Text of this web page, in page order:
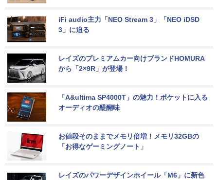
iFi audio主力「NEO Stream 3」「NEO iDSD
3」に迫る
レイズのプレミアムカー向けブランドHOMURA
から「2×9R」が登場！
「A&ultima SP4000T」の魅力！ポケットに入る
オーディオの醍醐味
お値段そのままでメモリ倍増！メモリ32GBの
「お得なゲーミングノート」
レイズのパワーデザインホイール「M6」に新色